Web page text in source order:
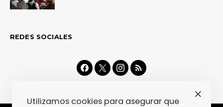
REDES SOCIALES
Utilizamos cookies para asegurar que